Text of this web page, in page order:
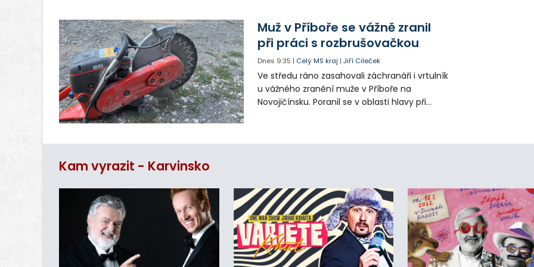
Muž v Příboře se vážně zranil
při práci s rozbrušovačkou
Dnes 9:35 | Celý MS kraj |Jiří Cileček
Ve středu ráno zasahovali záchranáři i vrtulník
u vážného zranění muže v Příboře na
Novojičínsku. Poranil se v oblasti hlavy při
nemocnice.
Kam vyrazit - Karvinsko